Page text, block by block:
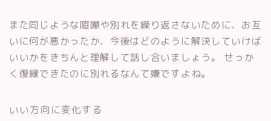
また同じような喧嘩や別れを繰り返さないために、お互
いに何が悪かったか、今後はどのように解決していけば
いいかをきちんと理解して話し合いましょう。 せっか
く復縁できたのに別れるなんて嫌ですよね。
いい方向に変化する